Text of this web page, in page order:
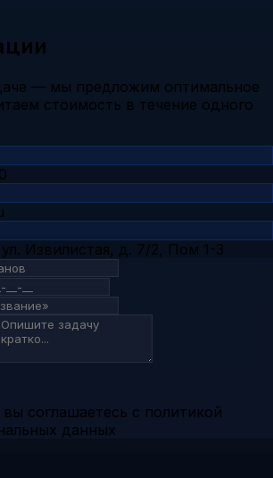
— мы предложим оптимальное
стоимость в течение одного
Извилистая, д. 7/2, Пом 1-3
соглашаетесь с политикой
данных